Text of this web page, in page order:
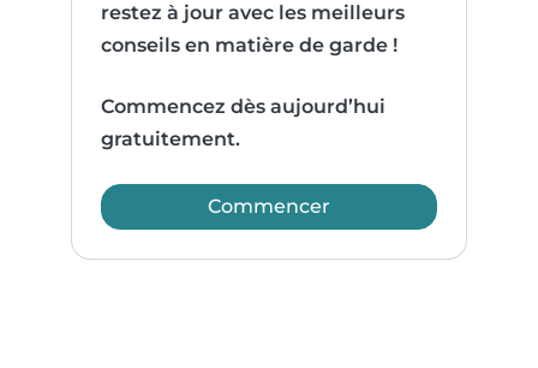
restez à jour avec les meilleurs
conseils en matière de garde !
Commencez dès aujourd’hui
gratuitement.
Commencer